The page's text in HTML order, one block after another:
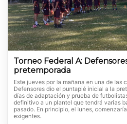
Torneo Federal A:
pretemporada
Este jueves por la mañana en una de las
Defensores dio el puntapié inicial a la
días de adaptación y prueba de
definitivo a un plantel que tendrá varias
pasado. En principio, el lunes,
exigentes.